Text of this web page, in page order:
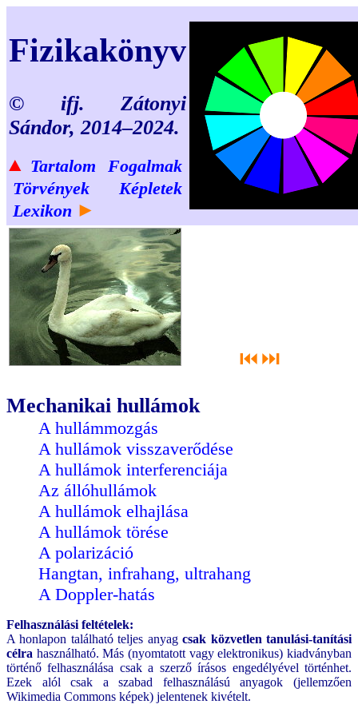
Fizikakönyv
© ifj. Zátonyi
Sándor, 2014–2024.
▲ Tartalom
Fogalmak
Törvények
Képletek
Lexikon ►
⏮ ⏭
Mechanikai hullámok
A hullámmozgás
A hullámok visszaverődése
A hullámok interferenciája
Az állóhullámok
A hullámok elhajlása
A hullámok törése
A polarizáció
Hangtan, infrahang, ultrahang
A Doppler-hatás
Felhasználási feltételek:
A honlapon található teljes anyagcsak közvetlen tanulási-tanítási
célra használható. Más (nyomtatott vagy elektronikus) kiadványban
történő felhasználása csak a szerző írásos engedélyével történhet.
Ezek alól csak a szabad felhasználású anyagok (jellemzően
Wikimedia Commons képek) jelentenek kivételt.